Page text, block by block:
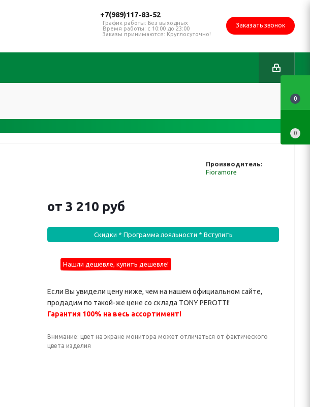
+7(989)117-83-52
График работы: Без выходных
Время работы: с 10:00 до 23:00
Заказы принимаются: Круглосуточно!
Заказать звонок
Производитель:
Fioramore
от 3 210 руб
Скидки * Программа лояльности * Вступить
Нашли дешевле, купить дешевле!
Если Вы увидели цену ниже, чем на нашем официальном сайте,
продадим по такой-же цене со склада TONY PEROTTI!
Гарантия 100% на весь ассортимент!
Внимание: цвет на экране монитора может отличаться от фактического
цвета изделия
0
0